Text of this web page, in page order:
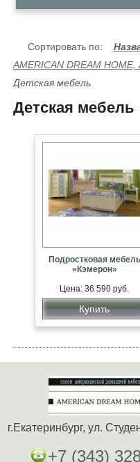
Сортировать по:
AMERICAN DREAM
Детская мебель
Детская мебель
Подростковая мебель
«Кэмерон»
Цена: 36 590 руб.
Купить
г.Екатеринбург, ул.
+7 (343)